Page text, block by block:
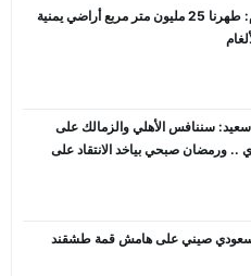
مسام: طهرنا 25 مليون متر مربع أراضي يمنية
سننافس الأهلي والزمالك على
.. ورمضان صبحي بياخد الانتقاد على
سعودي صيني على هامش قمة طشقند